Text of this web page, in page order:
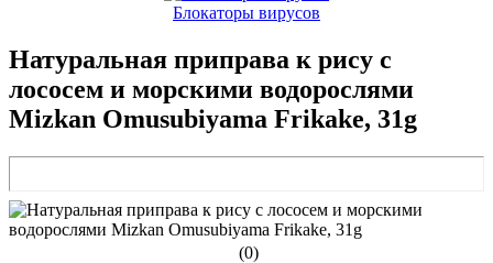
Блокаторы вирусов
Натуральная приправа к рису с
лососем и морскими водорослями
Mizkan Omusubiyama Frikake, 31g
(0)